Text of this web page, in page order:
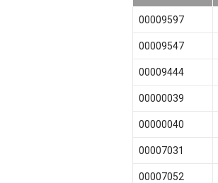
00009597
00009547
00009444
00000039
00000040
00007031
00007052